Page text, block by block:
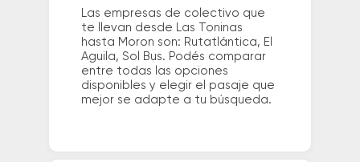
Las empresas de colectivo que
te llevan desde Las Toninas
hasta Moron son: Rutatlántica, El
Aguila, Sol Bus. Podés comparar
entre todas las opciones
disponibles y elegir el pasaje que
mejor se adapte a tu búsqueda.